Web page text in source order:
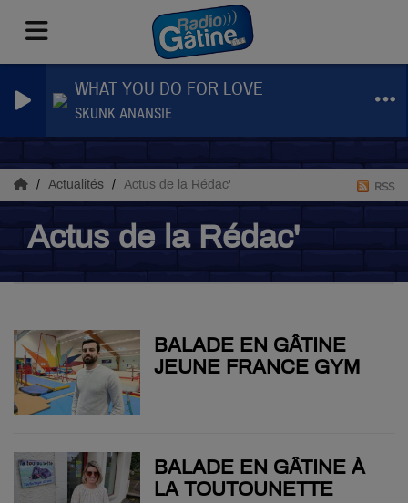
WHAT YOU DO FOR LOVE
SKUNK ANANSIE
Actualités Actus de la Rédac'
Actus de la Rédac'
RSS
BALADE EN GÂTINE
JEUNE FRANCE GYM
BALADE EN GÂTINE À
LA TOUTOUNETTE